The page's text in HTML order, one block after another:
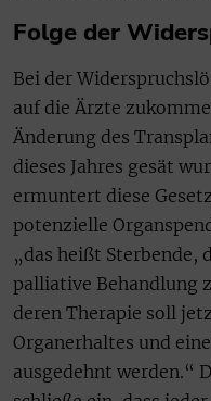
Folge der
Bei der
auf die Ärzte
Änderung des
dieses Jahres gesät
ermuntert diese
potenzielle
„das heißt Sterbende,
palliative Behandlung
deren Therapie soll
Organerhaltes und
ausgedehnt werden.“